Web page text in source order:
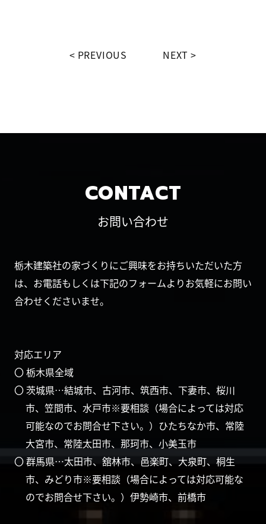
PREVIOUS NEXT
CONTACT
お問い合わせ
栃木建築社の家づくりにご興味をお持ちいただいた方
は、お電話もしくは下記のフォームよりお気軽にお問い
合わせくださいませ。
対応エリア
〇 栃木県全域
〇 茨城県…結城市、古河市、筑西市、下妻市、桜川
市、笠間市、水戸市※要相談（場合によっては対応
可能なのでお問合せ下さい。）ひたちなか市、常陸
大宮市、常陸太田市、那珂市、小美玉市
〇 群馬県…太田市、舘林市、邑楽町、大泉町、桐生
市、みどり市※要相談（場合によっては対応可能な
のでお問合せ下さい。）伊勢崎市、前橋市